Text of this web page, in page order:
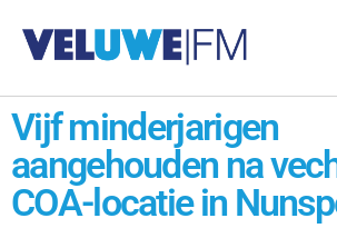
Vijf minderjarigen
aangehouden na
COA-locatie in